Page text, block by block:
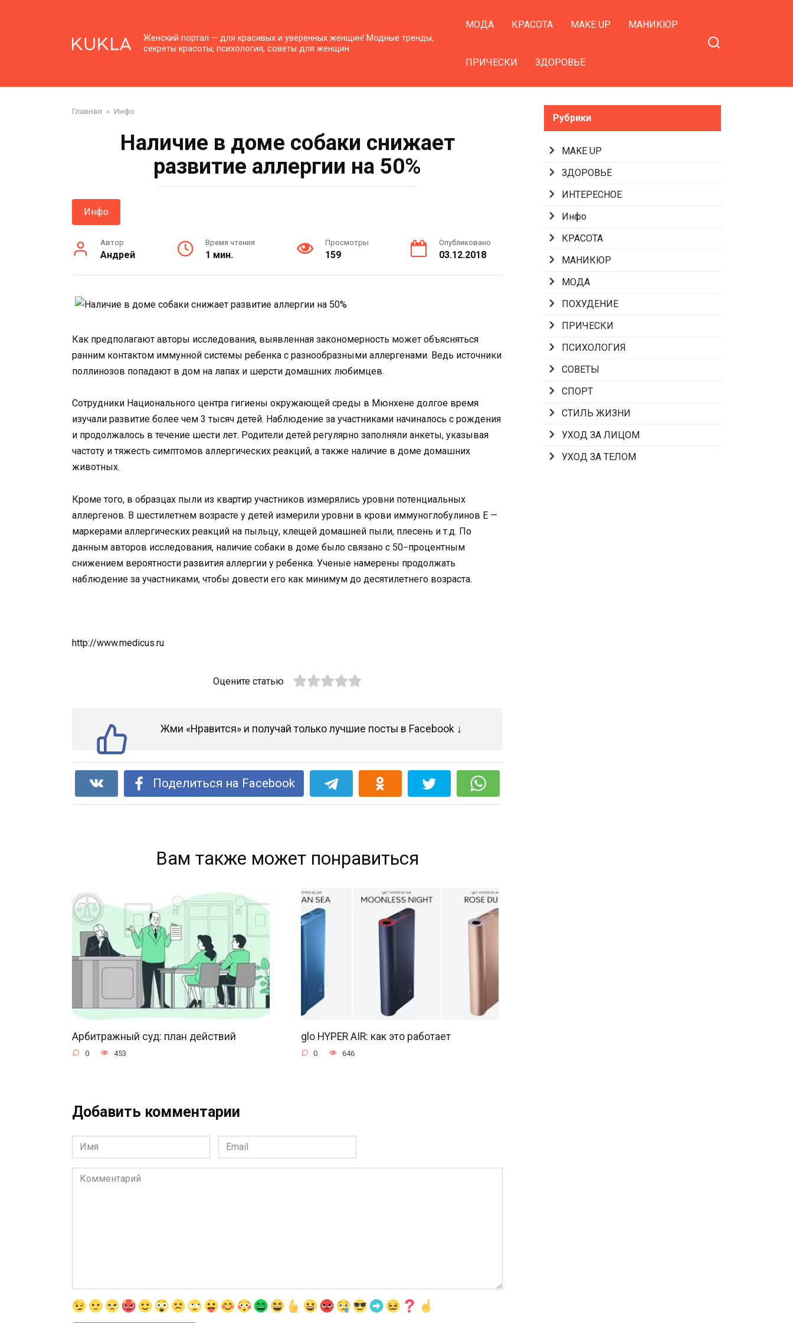
Женский портал — для красивых и уверенных женщин! Модные тренды,
секреты красоты, психология, советы для женщин
МОДА КРАСОТА MAKE UP МАНИКЮР
ПРИЧЕСКИ ЗДОРОВЬЕ
Главная » Инфо
Наличие в доме собаки снижает
развитие аллергии на 50%
Инфо
Автор
Андрей
Время чтения
1 мин.
Просмотры
159
Опубликовано
03.12.2018
Как предполагают авторы исследования, выявленная закономерность может объясняться
ранним контактом иммунной системы ребенка с разнообразными аллергенами. Ведь источники
поллинозов попадают в дом на лапах и шерсти домашних любимцев.
Сотрудники Национального центра гигиены окружающей среды в Мюнхене долгое время
изучали развитие более чем 3 тысяч детей. Наблюдение за участниками начиналось с рождения
и продолжалось в течение шести лет. Родители детей регулярно заполняли анкеты, указывая
частоту и тяжесть симптомов аллергических реакций, а также наличие в доме домашних
животных.
Кроме того, в образцах пыли из квартир участников измерялись уровни потенциальных
аллергенов. В шестилетнем возрасте у детей измерили уровни в крови иммуноглобулинов E —
маркерами аллергических реакций на пыльцу, клещей домашней пыли, плесень и т.д. По
данным авторов исследования, наличие собаки в доме было связано с 50−процентным
снижением вероятности развития аллергии у ребенка. Ученые намерены продолжать
наблюдение за участниками, чтобы довести его как минимум до десятилетнего возраста.
http://www.medicus.ru
Оцените статью
Жми «Нравится» и получай только лучшие посты в Facebook ↓
Поделиться на Facebook
Вам также может понравиться
Арбитражный суд: план действий
0 453
glo HYPER AIR: как это работает
0 646
Добавить комментарии
Имя
*
Email
*
Комментарий
Рубрики
MAKE UP
ЗДОРОВЬЕ
ИНТЕРЕСНОЕ
Инфо
КРАСОТА
МАНИКЮР
МОДА
ПОХУДЕНИЕ
ПРИЧЕСКИ
ПСИХОЛОГИЯ
СОВЕТЫ
СПОРТ
СТИЛЬ ЖИЗНИ
УХОД ЗА ЛИЦОМ
УХОД ЗА ТЕЛОМ